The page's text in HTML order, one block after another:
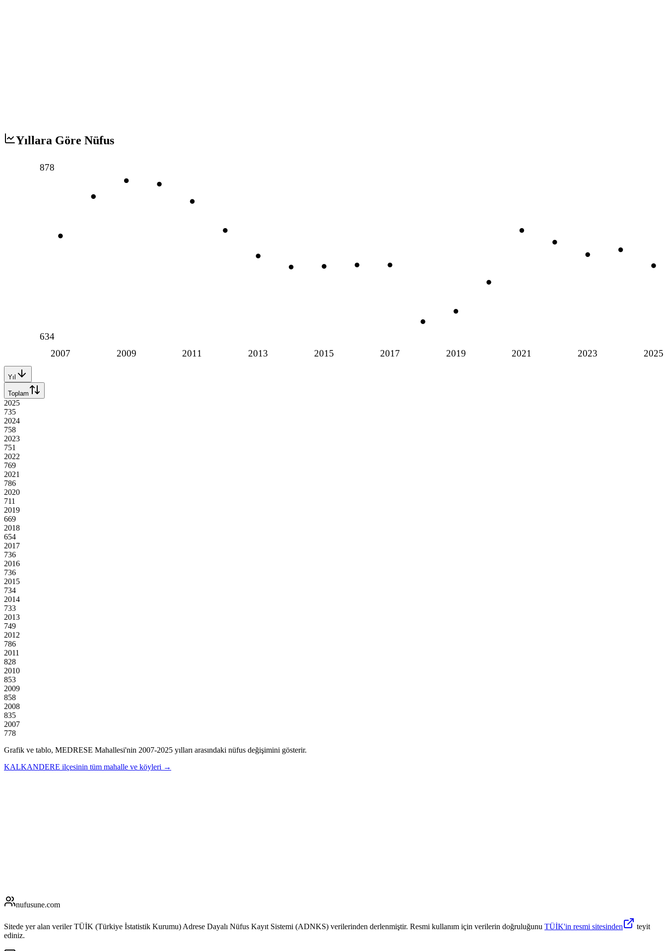
Yıllara Göre Nüfus
2007 2009 2011 2013 2015 2017 2019 2021 2023 2025
878
634
Yıl
Toplam
2025
735
2024
758
2023
751
2022
769
2021
786
2020
711
2019
669
2018
654
2017
736
2016
736
2015
734
2014
733
2013
749
2012
786
2011
828
2010
853
2009
858
2008
835
2007
778
Grafik ve tablo, MEDRESE Mahallesi'nin 2007-2025 yılları arasındaki nüfus değişimini gösterir.
KALKANDERE ilçesinin tüm mahalle ve köyleri →
nufusune.com
Sitede yer alan veriler TÜİK (Türkiye İstatistik Kurumu) Adrese Dayalı Nüfus Kayıt Sistemi (ADNKS) verilerinden derlenmiştir. Resmi kullanım için verilerin doğruluğunu TÜİK'in resmi sitesinden
teyit
ediniz.